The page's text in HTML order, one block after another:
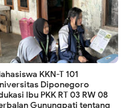
KKN-T 101
Diponegoro
Ibu PKK RT 03 RW 08
Gunungpati tentang